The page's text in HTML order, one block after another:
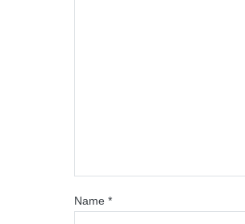
Name *